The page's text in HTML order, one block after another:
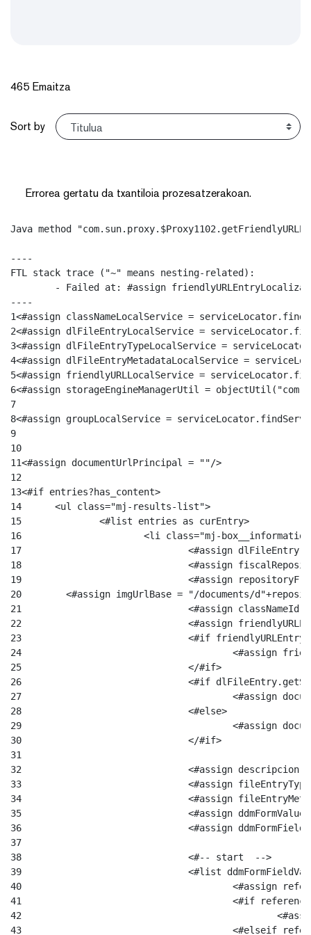
465 Emaitza
Sort
Sort by
Errorea gertatu da txantiloia prozesatzerakoan.
Java method
----
FTL stack trace ("~" means nesting-related):
----
1<#assign classNameLocalService =
2<#assign dlFileEntryLocalService =
3<#assign dlFileEntryTypeLocalService =
4<#assign dlFileEntryMetadataLocalService =
5<#assign friendlyURLLocalService =
6<#assign storageEngineManagerUtil =
7
8<#assign groupLocalService =
9
10
11<#assign documentUrlPrincipal = ""/>
12
13
14
	<ul class="mj-results-list">
15
		<#list entries as curEntry>
16
<li class="mj-
17
<#assign
18
19
<#assign
20
<#assign imgUrlBase = "/documents/
21
<#assign
22
<#assign
23
<#if
24
25
26
<#if
27
<#assign
28
				<#else>
29
<#assign
30
				</#if>
31
32
<#assign
33
<#assign
34
<#assign
35
<#assign
36
<#assign
37
38
				<#-- start  -->
39
<#list
40
<#assign
41
<#if
42
43
<#elseif